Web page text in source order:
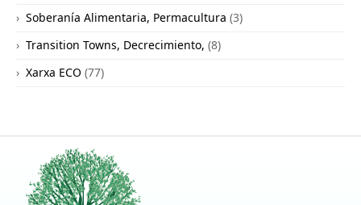
Soberanía Alimentaria, Permacultura (3)
Transition Towns, Decrecimiento, (8)
Xarxa ECO (77)